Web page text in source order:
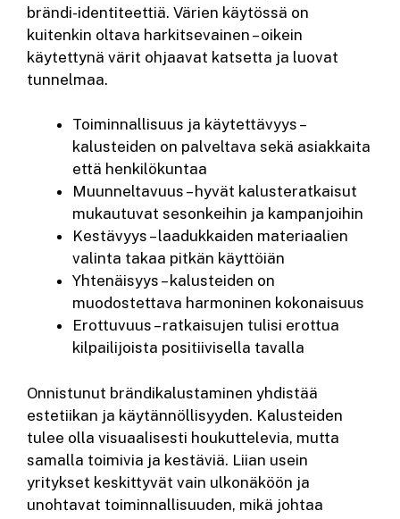
brändi-identiteettiä. Värien käytössä on
kuitenkin oltava harkitsevainen – oikein
käytettynä värit ohjaavat katsetta ja luovat
tunnelmaa.
Toiminnallisuus ja käytettävyys –
kalusteiden on palveltava sekä asiakkaita
että henkilökuntaa
Muunneltavuus – hyvät kalusteratkaisut
mukautuvat sesonkeihin ja kampanjoihin
Kestävyys – laadukkaiden materiaalien
valinta takaa pitkän käyttöiän
Yhtenäisyys – kalusteiden on
muodostettava harmoninen kokonaisuus
Erottuvuus – ratkaisujen tulisi erottua
kilpailijoista positiivisella tavalla
Onnistunut brändikalustaminen yhdistää
estetiikan ja käytännöllisyyden. Kalusteiden
tulee olla visuaalisesti houkuttelevia, mutta
samalla toimivia ja kestäviä. Liian usein
yritykset keskittyvät vain ulkonäköön ja
unohtavat toiminnallisuuden, mikä johtaa